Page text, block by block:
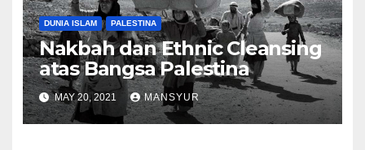
DUNIA ISLAM PALESTINA
Nakbah dan Ethnic Cleansing
atas Bangsa Palestina
MAY 20, 2021 MANSYUR